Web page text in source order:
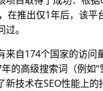
在推出仅1年后，该平
。
来自174个国家的访问
的高级搜索词（例如
新技术在SEO性能上的